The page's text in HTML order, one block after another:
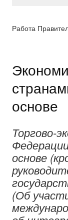
Работа
основе
Торгово-
основе
(Об